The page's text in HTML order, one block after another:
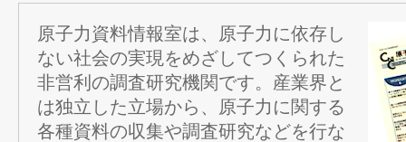
原子力資料情報室は、原子力に依存し
ない社会の実現をめざしてつくられた
非営利の調査研究機関です。産業界と
は独立した立場から、原子力に関する
各種資料の収集や調査研究などを行な